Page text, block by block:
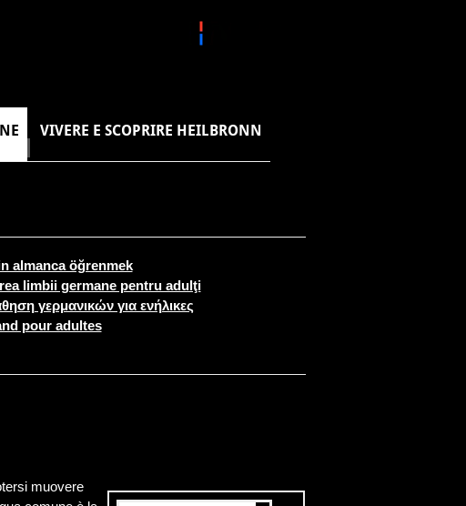
VIVERE E SCOPRIRE HEILBRONN
almanca öğrenmek
limbii germane pentru adulţi
γερμανικών για ενήλικες
pour adultes
muovere